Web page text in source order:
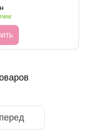
Арктика (запаска) 0,5л